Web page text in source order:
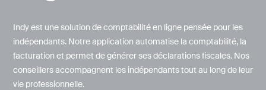
Indy est une solution de comptabilité en ligne pensée pour les
indépendants. Notre application automatise la comptabilité, la
facturation et permet de générer ses déclarations fiscales. Nos
conseillers accompagnent les indépendants tout au long de leur
vie professionnelle.